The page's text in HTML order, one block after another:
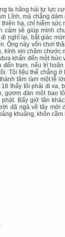
ta hăng hái tự lực
Lĩnh, mà chẳng
hạ, chỉ hiềm
cảm sẽ giúp mình
nghĩ lại, bất giác
Ông này vốn chơi
kính xin châm chước
khẩn đến một
đến trạm, nếu trì
Tôi liệu thế chẳng
tâm làm một lễ
thấy tôi phải đi xa,
gươm đàn một bao
Bấy giờ tân
đã ngả về tây mới
khuâng, khôn